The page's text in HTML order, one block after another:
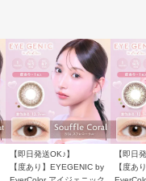
【即日発送OK♪】
【度あり】EYEGENIC by
【即日
【度あ